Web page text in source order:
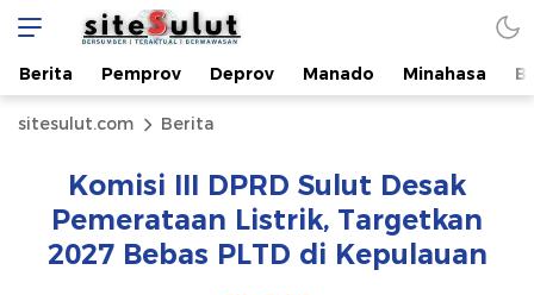
Berita Pemprov Deprov Manado Minahasa
sitesulut.com Berita
Komisi III DPRD Sulut Desak
Pemerataan Listrik, Targetkan
2027 Bebas PLTD di Kepulauan​